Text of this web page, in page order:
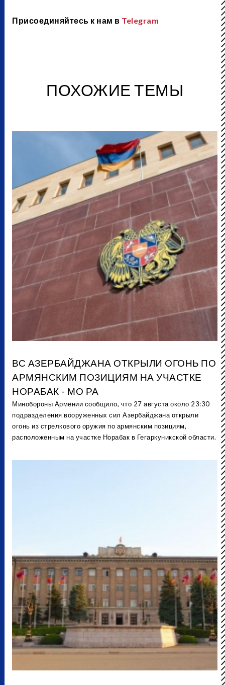
Присоединяйтесь к нам в Telegram
ПОХОЖИЕ ТЕМЫ
ВС АЗЕРБАЙДЖАНА ОТКРЫЛИ ОГОНЬ ПО
АРМЯНСКИМ ПОЗИЦИЯМ НА УЧАСТКЕ
НОРАБАК - МО РА
Минобороны Армении сообщило, что 27 августа около 23:30
подразделения вооруженных сил Азербайджана открыли
огонь из стрелкового оружия по армянским позициям,
расположенным на участке Норабак в Гегаркуникской области.